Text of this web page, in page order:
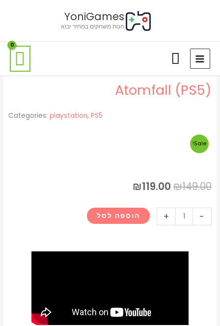
YoniGames
חנות משחקים במחיר יבוא
Atomfall (PS5)
Categories: playstation,PS5
Sale!
₪149.00
המחיר
המקורי
היה:
₪119.00
הנוכחי
הוא:
-
של
+ הוספה לסל